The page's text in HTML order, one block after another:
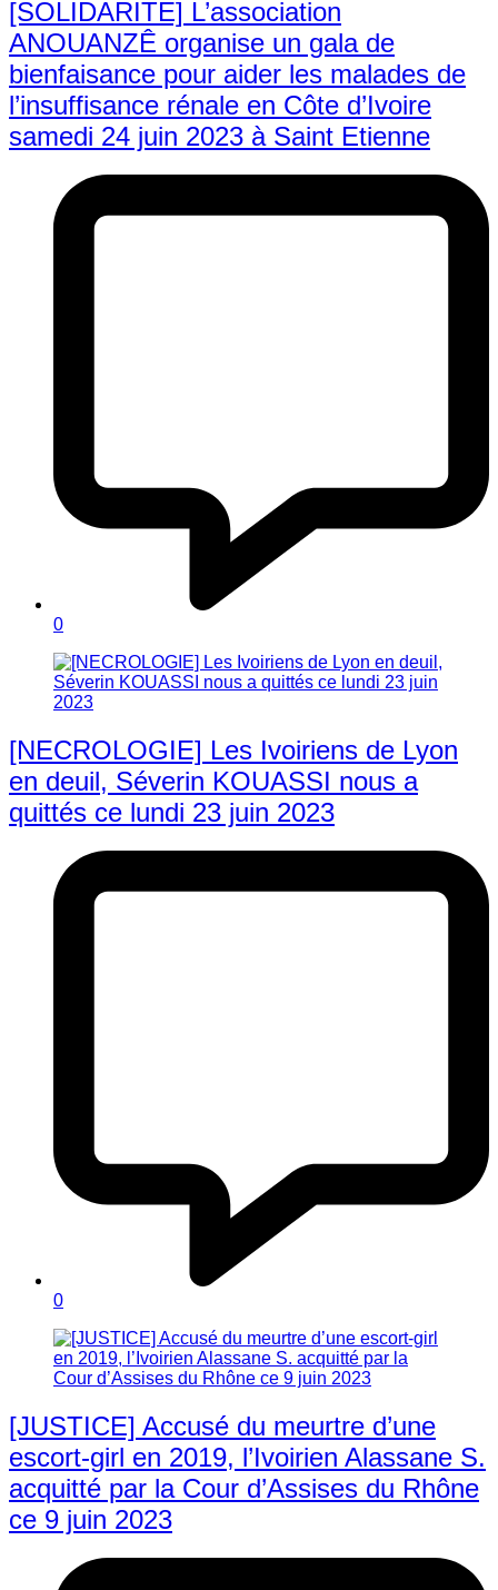
[SOLIDARITE] L’association
ANOUANZÊ organise un gala de
bienfaisance pour aider les malades de
l’insuffisance rénale en Côte d’Ivoire
samedi 24 juin 2023 à Saint Etienne
0
[NECROLOGIE] Les Ivoiriens de Lyon
en deuil, Séverin KOUASSI nous a
quittés ce lundi 23 juin 2023
0
[JUSTICE] Accusé du meurtre d’une
escort-girl en 2019, l’Ivoirien Alassane S.
acquitté par la Cour d’Assises du Rhône
ce 9 juin 2023